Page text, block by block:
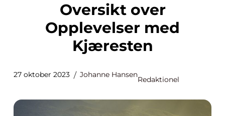
Oversikt over
Opplevelser med
Kjæresten
27 oktober 2023 Johanne Hansen
Redaktionel